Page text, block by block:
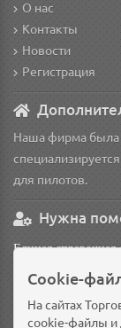
О нас
Контакты
Новости
Регистрация
Наша фирма была
для пилотов.
Нужна
Единая
non
Основной склад:
Доп. склад:
Cookie-
На сайтах
cookie-файлы и